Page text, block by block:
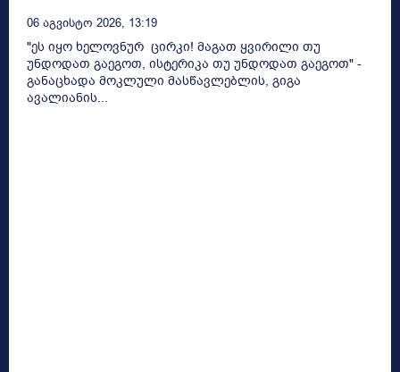
06 Აგვისტო 2026, 13:19
"ეს იყო ხელოვნურ ცირკი! მაგათ ყვირილი თუ
უნდოდათ გაეგოთ, ისტერიკა თუ უნდოდათ გაეგოთ" -
განაცხადა მოკლული მასწავლებლის, გიგა
ავალიანის...